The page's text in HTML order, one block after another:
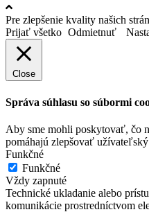
Pre zlepšenie kvality našich
Prijať všetko Odmietnuť
Close
Správa súhlasu so súbormi
Aby sme mohli poskytovať, čo
pomáhajú zlepšovať
Funkčné
Funkčné
Vždy zapnuté
Technické ukladanie alebo
komunikácie prostredníctvom